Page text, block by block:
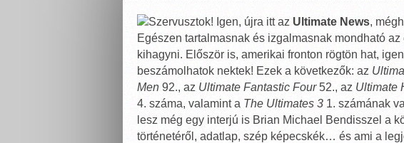
Szervusztok! Igen, újra itt az Ultimate News,
Egészen tartalmasnak és izgalmasnak mondható
kihagyni. Először is, amerikai fronton rögtön hat,
beszámolhatok nektek! Ezek a következők: az
Men92., az Ultimate Fantastic Four52., az Ultimate
4. száma, valamint a The Ultimates 31. számának
lesz még egy interjú is Brian Michael Bendisszel a
történetéről, adatlap, szép képecskék… és ami a